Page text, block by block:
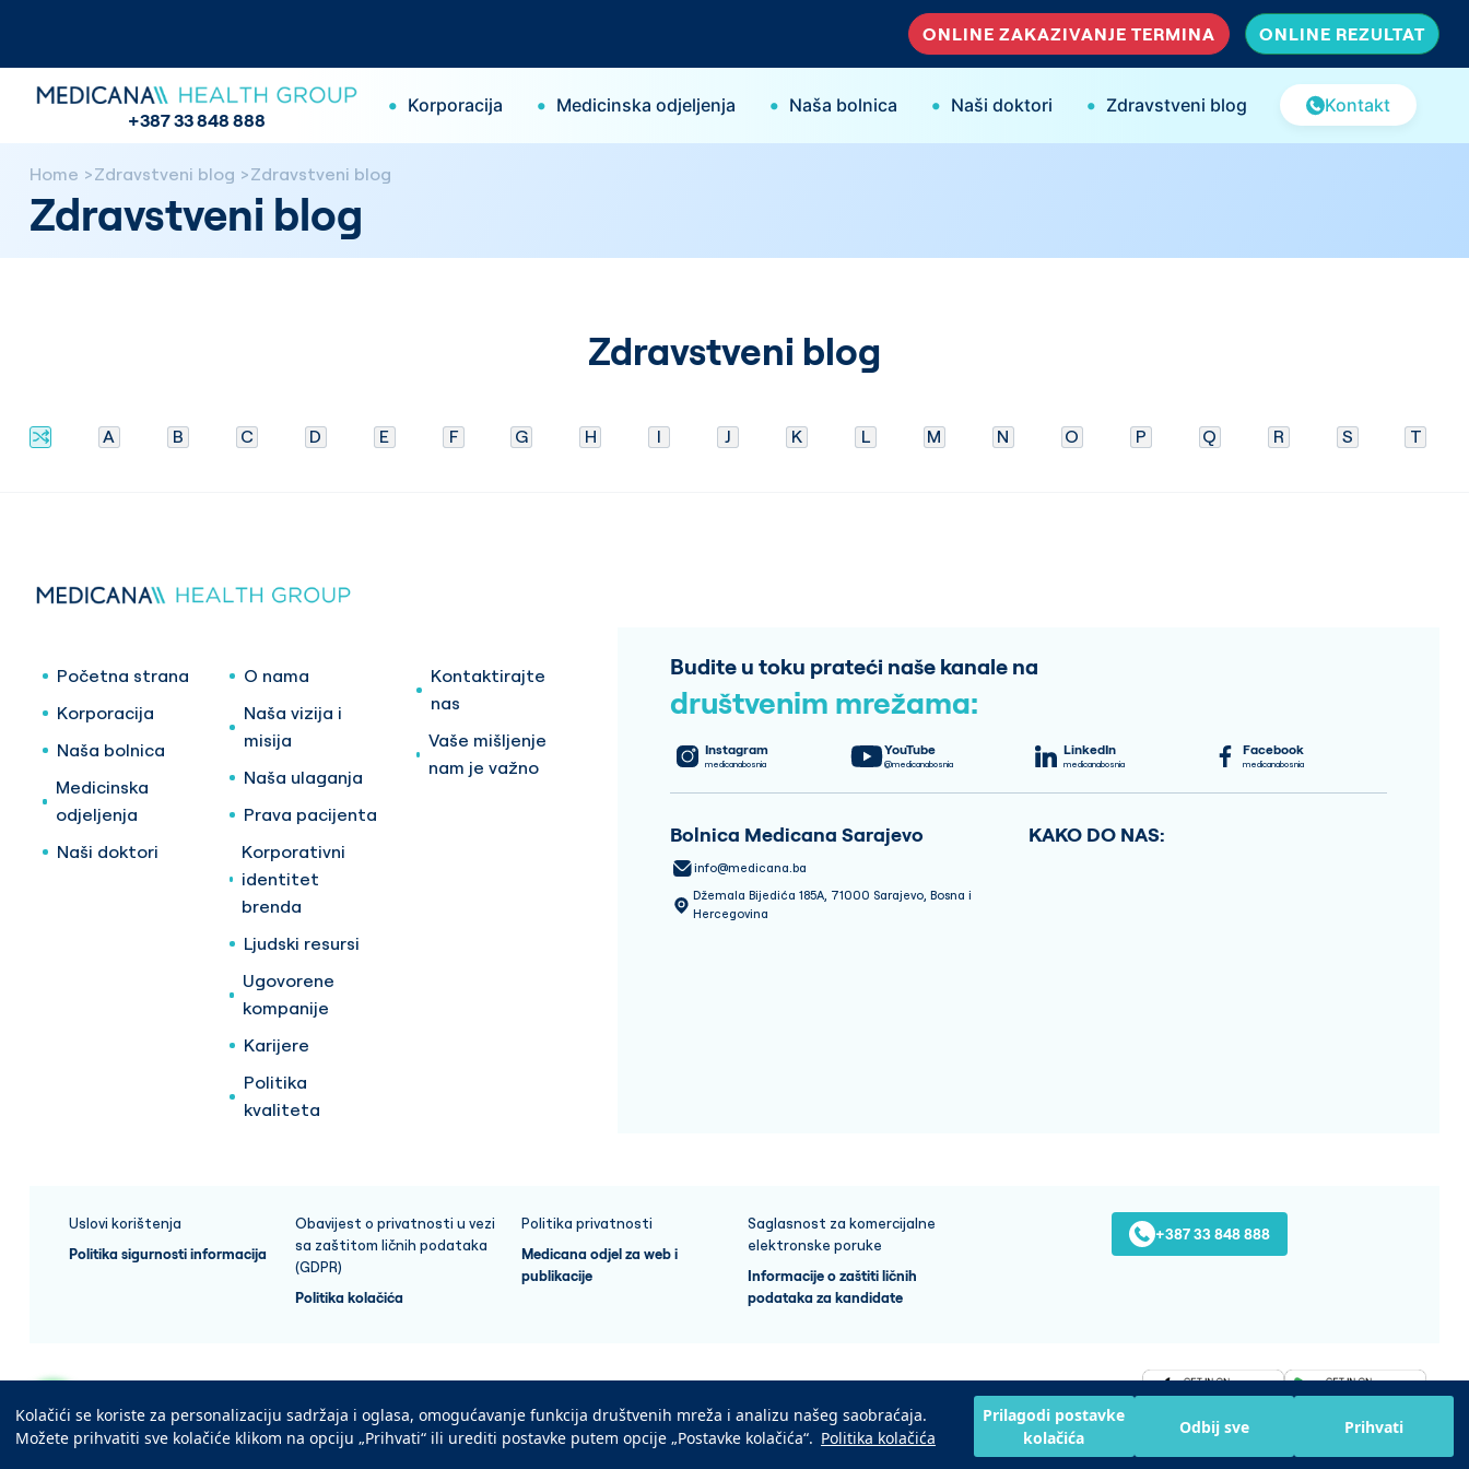
Kolačići se koriste za personalizaciju sadržaja i oglasa, omogućavanje funkcija društvenih mreža i analizu našeg saobraćaja.
Možete prihvatiti sve kolačiće klikom na opciju „Prihvati“ ili urediti postavke putem opcije „Postavke kolačića“. Politika kolačića
Prilagodi postavke
kolačića
Odbij sve Prihvati
ONLINE ZAKAZIVANJE TERMINA ONLINE REZULTAT
+387 33 848 888
• Korporacija • Medicinska odjeljenja • Naša bolnica • Naši doktori • Zdravstveni blog Kontakt
Home Zdravstveni blog Zdravstveni blog
Zdravstveni blog
Zdravstveni blog
A B C D E F G H I J K L M N O P Q R S T
Početna strana
Korporacija
Naša bolnica
Medicinska
odjeljenja
Naši doktori
O nama
Naša vizija i
misija
Naša ulaganja
Prava pacijenta
Korporativni
identitet
brenda
Ljudski resursi
Ugovorene
kompanije
Karijere
Politika
kvaliteta
Kontaktirajte
nas
Vaše mišljenje
nam je važno
Budite u toku prateći naše kanale na
društvenim mrežama:
Instagram
medicanabosnia
YouTube
@medicanabosnia
LinkedIn
medicanabosnia
Facebook
medicanabosnia
Bolnica Medicana Sarajevo
info@medicana.ba
Džemala Bijedića 185A, 71000 Sarajevo, Bosna i
Hercegovina
KAKO DO NAS:
Uslovi korištenja
Politika sigurnosti informacija
Obavijest o privatnosti u vezi
sa zaštitom ličnih podataka
(GDPR)
Politika kolačića
Politika privatnosti
Medicana odjel za web i
publikacije
Saglasnost za komercijalne
elektronske poruke
Informacije o zaštiti ličnih
podataka za kandidate
+387 33 848 888